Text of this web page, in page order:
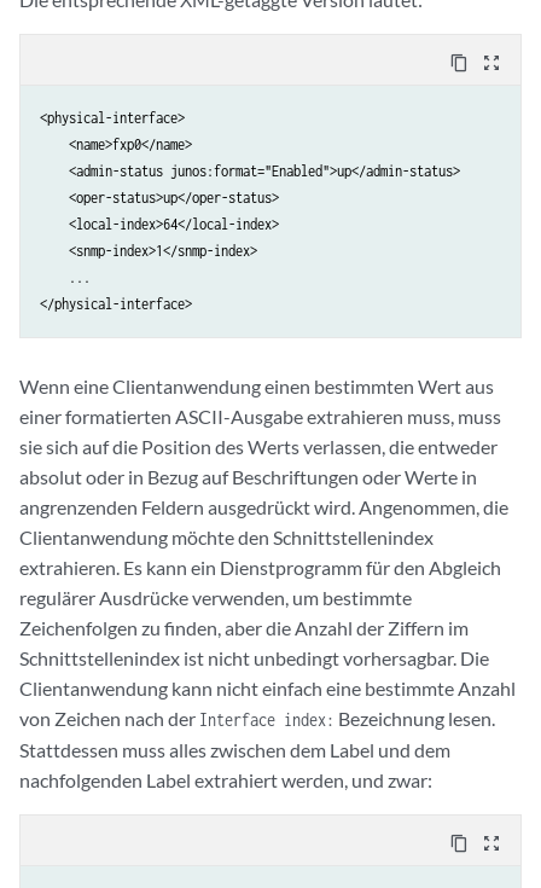
content_copy zoom_out_map
<physical-interface>
    <name>fxp0</name>
    <admin-status junos:format="Enabled">up</admin-status>
    <oper-status>up</oper-status>
    <local-index>64</local-index>
    <snmp-index>1</snmp-index>
    ...
Wenn eine Clientanwendung einen bestimmten Wert aus
einer formatierten ASCII-Ausgabe extrahieren muss, muss
sie sich auf die Position des Werts verlassen, die entweder
absolut oder in Bezug auf Beschriftungen oder Werte in
angrenzenden Feldern ausgedrückt wird. Angenommen, die
Clientanwendung möchte den Schnittstellenindex
extrahieren. Es kann ein Dienstprogramm für den Abgleich
regulärer Ausdrücke verwenden, um bestimmte
Zeichenfolgen zu finden, aber die Anzahl der Ziffern im
Schnittstellenindex ist nicht unbedingt vorhersagbar. Die
Clientanwendung kann nicht einfach eine bestimmte Anzahl
von Zeichen nach der Interface index: Bezeichnung lesen.
Stattdessen muss alles zwischen dem Label und dem
nachfolgenden Label extrahiert werden, und zwar:
content_copy zoom_out_map